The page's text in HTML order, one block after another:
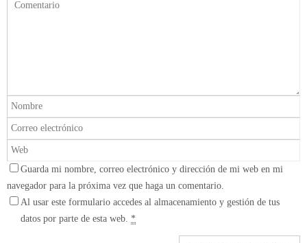
Guarda mi nombre, correo electrónico y dirección de mi web en mi
navegador para la próxima vez que haga un comentario.
Al usar este formulario accedes al almacenamiento y gestión de tus
datos por parte de esta web. *